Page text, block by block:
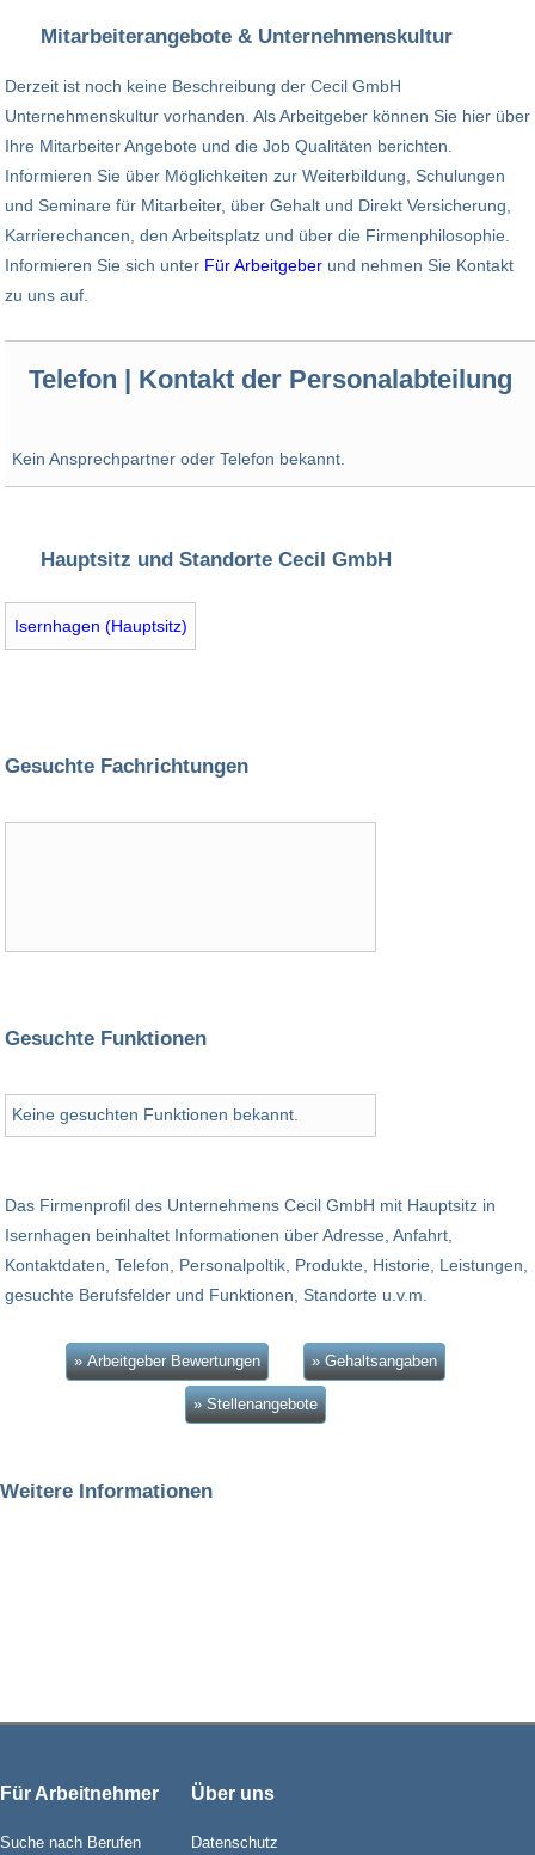
Mitarbeiterangebote & Unternehmenskultur
Derzeit ist noch keine Beschreibung der Cecil GmbH
Unternehmenskultur vorhanden. Als Arbeitgeber können Sie hier über
Ihre Mitarbeiter Angebote und die Job Qualitäten berichten.
Informieren Sie über Möglichkeiten zur Weiterbildung, Schulungen
und Seminare für Mitarbeiter, über Gehalt und Direkt Versicherung,
Karrierechancen, den Arbeitsplatz und über die Firmenphilosophie.
Informieren Sie sich unter Für Arbeitgeber und nehmen Sie Kontakt
zu uns auf.
Telefon | Kontakt der Personalabteilung
Kein Ansprechpartner oder Telefon bekannt.
Hauptsitz und Standorte Cecil GmbH
Isernhagen (Hauptsitz)
Gesuchte Fachrichtungen
Gesuchte Funktionen
Keine gesuchten Funktionen bekannt.
Das Firmenprofil des Unternehmens Cecil GmbH mit Hauptsitz in
Isernhagen beinhaltet Informationen über Adresse, Anfahrt,
Kontaktdaten, Telefon, Personalpoltik, Produkte, Historie, Leistungen,
gesuchte Berufsfelder und Funktionen, Standorte u.v.m.
» Arbeitgeber Bewertungen » Gehaltsangaben
» Stellenangebote
Weitere Informationen
Für Arbeitnehmer
Suche nach Berufen
Über uns
Datenschutz